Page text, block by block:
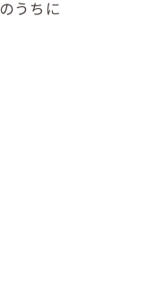
うちに